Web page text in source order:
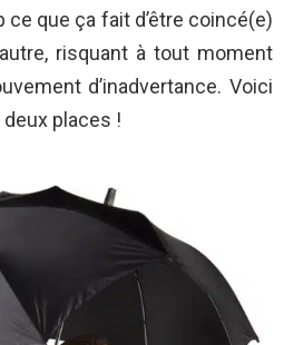
que ça fait d’être coincé(e)
risquant à tout moment
d’inadvertance. Voici
deux places !